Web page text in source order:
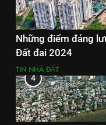
Những điểm đáng
Đất đai 2024
TIN NHÀ ĐẤT
4